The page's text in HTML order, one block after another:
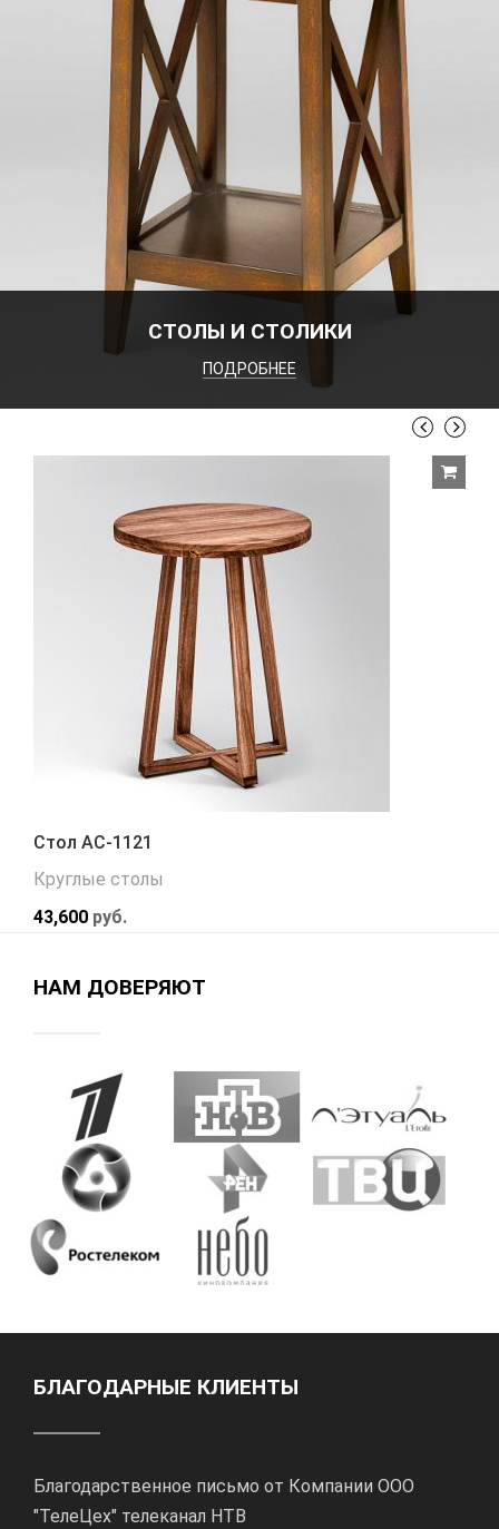
СТОЛЫ И СТОЛИКИ
ПОДРОБНЕЕ
Стол АС-1121
Круглые столы
43,600 руб.
НАМ ДОВЕРЯЮТ
БЛАГОДАРНЫЕ КЛИЕНТЫ
Благодарственное письмо от Компании ООО
"ТелеЦех" телеканал НТВ